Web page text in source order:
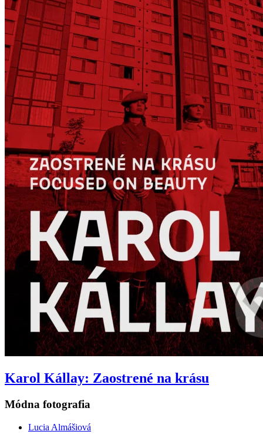
Karol Kállay: Zaostrené na krásu
Módna fotografia
Lucia Almášiová